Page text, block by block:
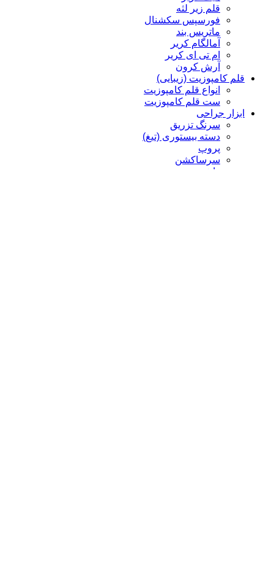
قلم زیر لثه
فورسپس سکشنال
ماتریس بند
آمالگام کریر
ام تی ای کریر
آرش کرون
قلم کامپوزیت (زیبایی)
انواع قلم کامپوزیت
ست قلم کامپوزیت
ابزار جراحی
سرنگ تزریق
دسته بیستوری (تیغ)
پروپ
سرساکشن
رانژور